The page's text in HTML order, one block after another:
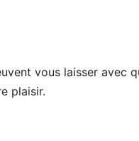
vous laisser avec
plaisir.